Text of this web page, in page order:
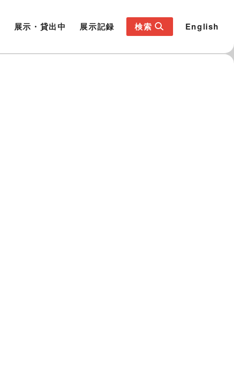
展示・貸出中 展示記録 検索 English